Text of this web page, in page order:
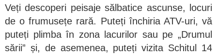
Veți descoperi peisaje sălbatice ascunse, locuri
de o frumusețe rară. Puteți închiria ATV-uri, vă
puteți plimba în zona lacurilor sau pe „Drumul
sării” și, de asemenea, puteți vizita Schitul 14